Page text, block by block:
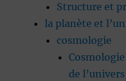
Structure et
la planète et
cosmologie
de l’univers